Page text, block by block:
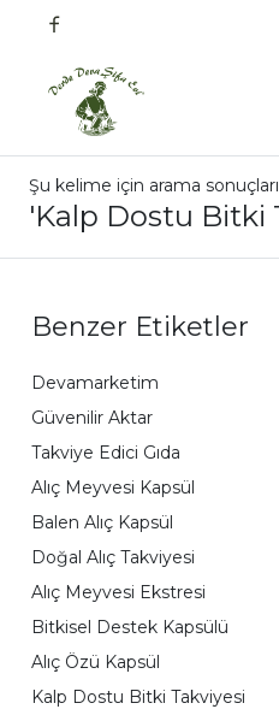
Şu kelime için arama
'Kalp Dostu Bitki
Benzer Etiketler
Devamarketim
Güvenilir Aktar
Takviye Edici Gıda
Alıç Meyvesi Kapsül
Balen Alıç Kapsül
Doğal Alıç Takviyesi
Alıç Meyvesi Ekstresi
Bitkisel Destek Kapsülü
Alıç Özü Kapsül
Kalp Dostu Bitki Takviyesi